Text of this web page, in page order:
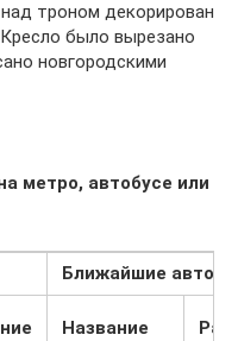
троном декорирован
было вырезано
новгородскими
метро, автобусе или
Ближайшие
Название